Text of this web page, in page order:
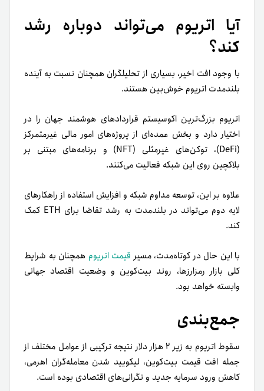
آیا اتریوم می‌تواند دوباره رشد
کند؟
با وجود افت اخیر، بسیاری از تحلیلگران همچنان نسبت به آینده
بلندمدت اتریوم خوش‌بین هستند.
اتریوم بزرگ‌ترین اکوسیستم قراردادهای هوشمند جهان را در
اختیار دارد و بخش عمده‌ای از پروژه‌های امور مالی غیرمتمرکز
(DeFi)، توکن‌های غیرمثلی (NFT) و برنامه‌های مبتنی بر
بلاکچین روی این شبکه فعالیت می‌کنند.
علاوه بر این، توسعه مداوم شبکه و افزایش استفاده از راهکارهای
لایه دوم می‌تواند در بلندمدت به رشد تقاضا برای ETH کمک
کند.
با این حال در کوتاه‌مدت، مسیر قیمت اتریوم همچنان به شرایط
کلی بازار رمزارزها، روند بیت‌کوین و وضعیت اقتصاد جهانی
وابسته خواهد بود.
جمع‌بندی
سقوط اتریوم به زیر ۲ هزار دلار نتیجه ترکیبی از عوامل مختلف از
جمله افت قیمت بیت‌کوین، لیکویید شدن معامله‌گران اهرمی،
کاهش ورود سرمایه جدید و نگرانی‌های اقتصادی بوده است.